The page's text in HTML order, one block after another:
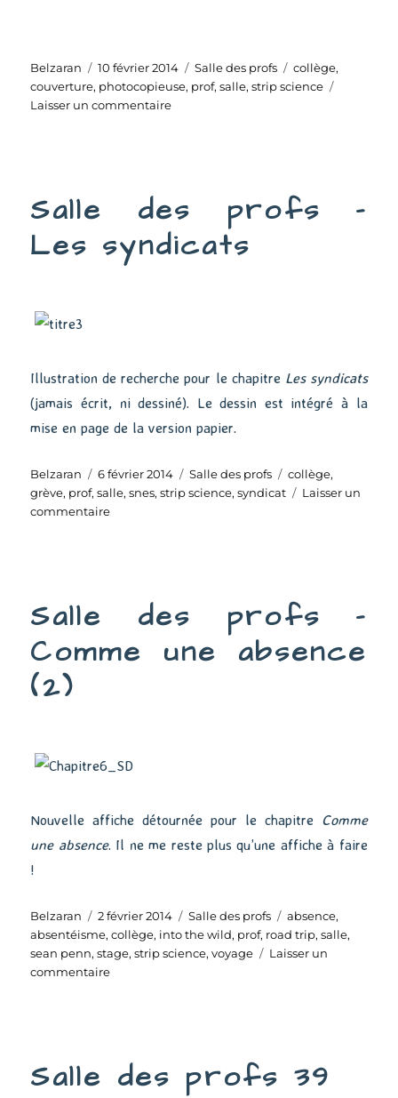
Auteur
Belzaran
Publié
le
10 février 2014 Catégories
Salle des profs Étiquettes
collège,
couverture, photocopieuse, prof,salle,strip science
Laisser un commentairesur
(N&B)
Salle des profs –
Les syndicats
Illustration de recherche pour le chapitre Les syndicats
(jamais écrit, ni dessiné). Le dessin est intégré à la
mise en page de la version papier.
Auteur
Belzaran
Publié
le
6 février 2014 Catégories
Salle des profs Étiquettes
collège,
grève, prof,salle,snes,strip science,syndicat
Laisser un
commentairesur
syndicats
Salle des profs –
Comme une absence
(2)
Nouvelle affiche détournée pour le chapitre Comme
une absence. Il ne me reste plus qu’une affiche à faire
!
Auteur
Belzaran
Publié
le
2 février 2014 Catégories
Salle des profs Étiquettes
absence,
absentéisme,collège, into the wild, prof, road trip,salle,
sean penn,stage,strip science,voyage
Laisser un
commentairesur
Comme
une
Salle des profs 39